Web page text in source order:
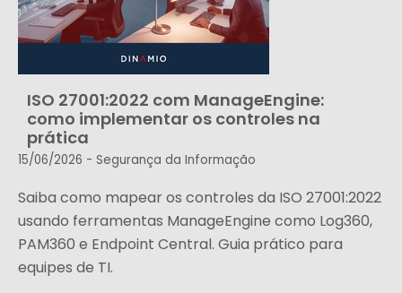
ISO 27001:2022 com ManageEngine:
como implementar os controles na
prática
15/06/2026 - Segurança da Informação
Saiba como mapear os controles da ISO 27001:2022
usando ferramentas ManageEngine como Log360,
PAM360 e Endpoint Central. Guia prático para
equipes de TI.